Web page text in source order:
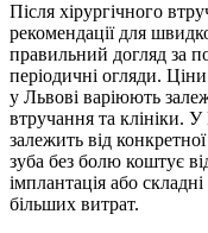
Після хірургічного
рекомендації для
правильний догляд за
періодичні огляди.
у Львові варіюють
втручання та клініки. У
залежить від
зуба без болю коштує
імплантація або
більших витрат.